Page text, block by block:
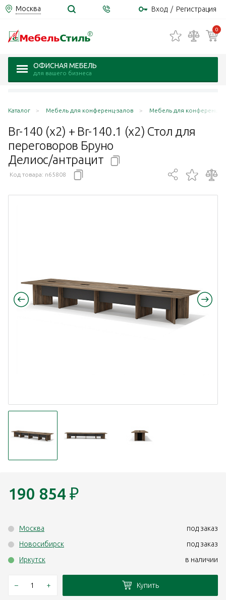
Москва Вход / Регистрация
0
ОФИСНАЯ МЕБЕЛЬ
для вашего бизнеса
Каталог Мебель для конференц-залов Мебель для конференц-
Br-140 (x2) + Br-140.1 (x2) Стол для
переговоров Бруно
Делиос/антрацит
Код товара: n65808
190 854 ₽
Москва
под заказ
Новосибирск
под заказ
Иркутск
в наличии
– + Купить